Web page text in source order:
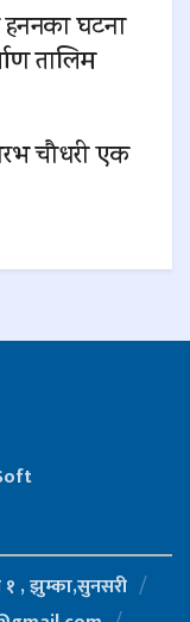
घटना
तालिम
चौधरी एक
१ , झुम्का,सुनसरी